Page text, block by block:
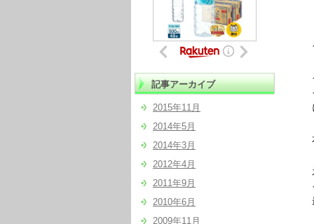
そ
そ
そ
に
本
氷
そ
最
記事アーカイブ
2015年11月
2014年5月
2014年3月
2012年4月
2011年9月
2010年6月
2009年11月